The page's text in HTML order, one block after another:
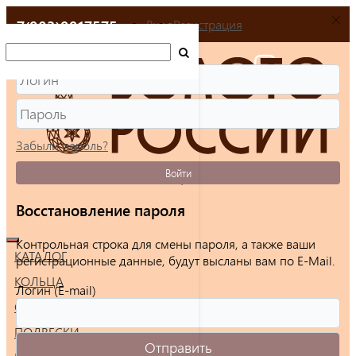
+7(903)9917575
КАТАЛОГ
КОЛЬЦА
СЕРЬГИ
ПОДВЕСКИ
ВходРегистрация
Забыли пароль?
Войти
Восстановление пароля
Контрольная строка для смены пароля, а также ваши
регистрационные данные, будут высланы вам по E-Mail.
Логин (E-mail)